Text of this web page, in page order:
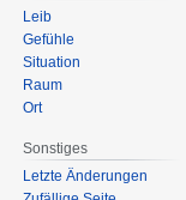
Leib
Gefühle
Situation
Raum
Ort
Sonstiges
Letzte Änderungen